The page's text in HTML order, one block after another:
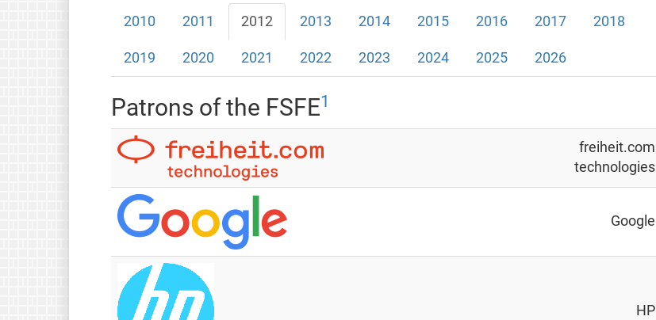
2010 2011 2012 2013 2014 2015 2016 2017 2018
2019 2020 2021 2022 2023 2024 2025 2026
Patrons of the FSFE1
freiheit.com
technologies
Google
HP